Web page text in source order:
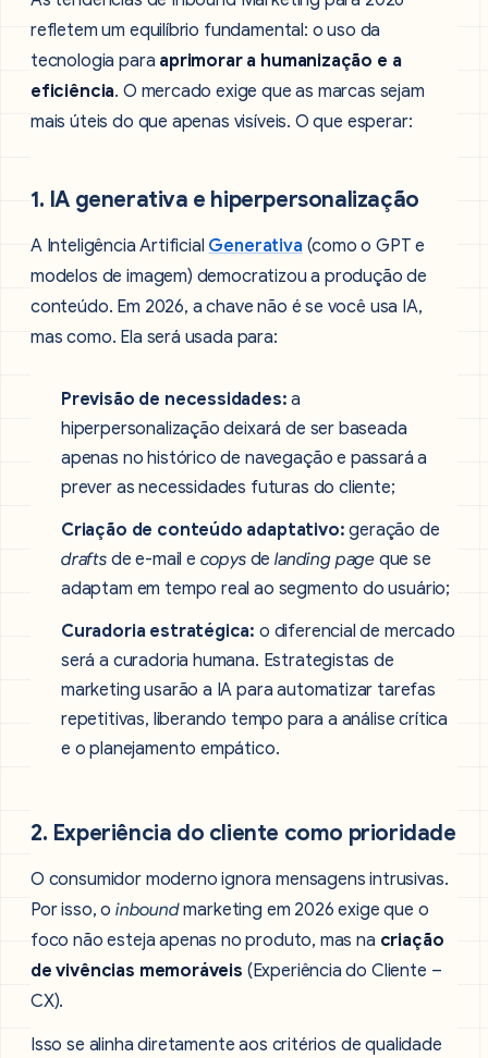
refletem um equilíbrio fundamental: o uso da
tecnologia para aprimorar a humanização e a
eficiência. O mercado exige que as marcas sejam
mais úteis do que apenas visíveis. O que esperar:
1. IA generativa e hiperpersonalização
A Inteligência Artificial Generativa (como o GPT e
modelos de imagem) democratizou a produção de
conteúdo. Em 2026, a chave não é se você usa IA,
mas como. Ela será usada para:
Previsão de necessidades: a
hiperpersonalização deixará de ser baseada
apenas no histórico de navegação e passará a
prever as necessidades futuras do cliente;
Criação de conteúdo adaptativo: geração de
drafts de e-mail e copys de landing page que se
adaptam em tempo real ao segmento do usuário;
Curadoria estratégica: o diferencial de mercado
será a curadoria humana. Estrategistas de
marketing usarão a IA para automatizar tarefas
repetitivas, liberando tempo para a análise crítica
e o planejamento empático.
2. Experiência do cliente como prioridade
O consumidor moderno ignora mensagens intrusivas.
Por isso, o inboundmarketing em 2026 exige que o
foco não esteja apenas no produto, mas na criação
de vivências memoráveis (Experiência do Cliente –
CX).
Isso se alinha diretamente aos critérios de qualidade